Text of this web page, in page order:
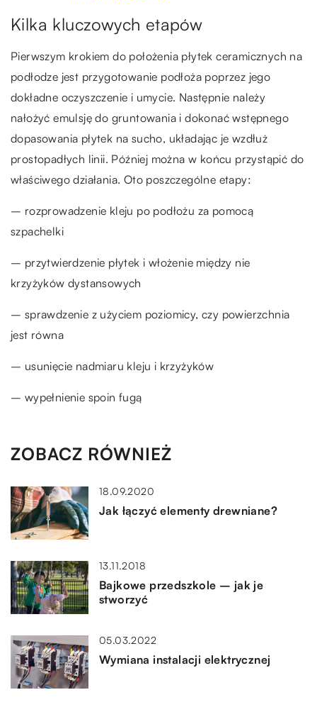
Kilka kluczowych etapów
Pierwszym krokiem do położenia płytek ceramicznych na
podłodze jest przygotowanie podłoża poprzez jego
dokładne oczyszczenie i umycie. Następnie należy
nałożyć emulsję do gruntowania i dokonać wstępnego
dopasowania płytek na sucho, układając je wzdłuż
prostopadłych linii. Później można w końcu przystąpić do
właściwego działania. Oto poszczególne etapy:
– rozprowadzenie kleju po podłożu za pomocą
szpachelki
– przytwierdzenie płytek i włożenie między nie
krzyżyków dystansowych
– sprawdzenie z użyciem poziomicy, czy powierzchnia
jest równa
– usunięcie nadmiaru kleju i krzyżyków
– wypełnienie spoin fugą
ZOBACZ RÓWNIEŻ
18.09.2020
Jak łączyć elementy drewniane?
13.11.2018
Bajkowe przedszkole – jak je
stworzyć
05.03.2022
Wymiana instalacji elektrycznej